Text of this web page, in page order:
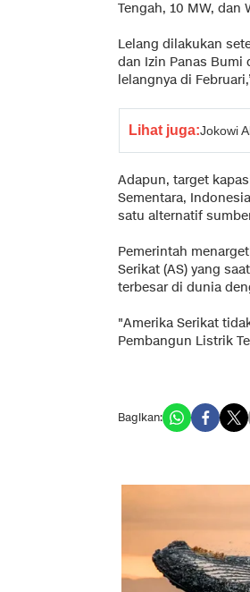
Tengah, 10 MW, dan
Lelang dilakukan
dan Izin Panas Bumi
lelangnya di
Lihat juga:Jokowi
Adapun, target
Sementara,
satu alternatif
Pemerintah
Serikat (AS) yang
terbesar di dunia
"Amerika Serikat
Pembangun Listrik
Bagikan: